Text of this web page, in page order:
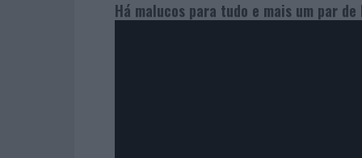
Há malucos para tudo e mais um par de